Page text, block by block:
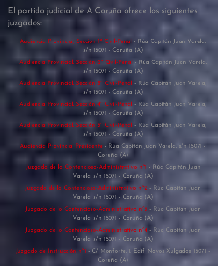
El partido judicial de A Coruña ofrece los siguientes
juzgados:
Audiencia Provincial, Sección 1ª Civil-Penal - Rúa Capitán Juan Varela,
s/n 15071 - Coruña (A)
Audiencia Provincial, Sección 2ª Civil-Penal - Rúa Capitán Juan Varela,
s/n 15071 - Coruña (A)
Audiencia Provincial, Sección 3ª Civil-Penal - Rúa Capitán Juan Varela,
s/n 15071 - Coruña (A)
Audiencia Provincial, Sección 4ª Civil-Penal - Rúa Capitán Juan Varela,
s/n 15071 - Coruña (A)
Audiencia Provincial, Sección 5ª Civil-Penal - Rúa Capitán Juan Varela,
s/n 15071 - Coruña (A)
Audiencia Provincial Presidente - Rúa Capitán Juan Varela, s/n 15071 -
Coruña (A)
Juzgado de lo Contencioso-Administrativo nº1 - Rúa Capitán Juan
Varela, s/n 15071 - Coruña (A)
Juzgado de lo Contencioso-Administrativo nº2 - Rúa Capitán Juan
Varela, s/n 15071 - Coruña (A)
Juzgado de lo Contencioso-Administrativo nº3 - Rúa Capitán Juan
Varela, s/n 15071 - Coruña (A)
Juzgado de lo Contencioso-Administrativo nº4 - Rúa Capitán Juan
Varela, s/n 15071 - Coruña (A)
Juzgado de Instrucción nº1 - C/ Monforte, 1. Edif. Novos Xulgados 15071 -
Coruña (A)